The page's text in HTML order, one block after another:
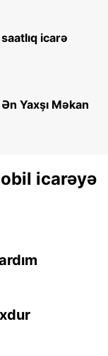
icarə
Yaxşı Məkan
icarəyə